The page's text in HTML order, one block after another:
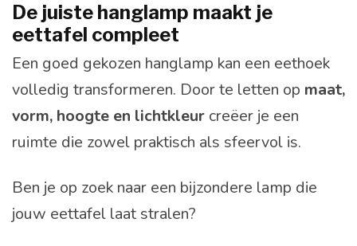
De juiste hanglamp maakt je
eettafel compleet
Een goed gekozen hanglamp kan een eethoek
volledig transformeren. Door te letten op maat,
vorm, hoogte en lichtkleur creëer je een
ruimte die zowel praktisch als sfeervol is.
Ben je op zoek naar een bijzondere lamp die
jouw eettafel laat stralen?